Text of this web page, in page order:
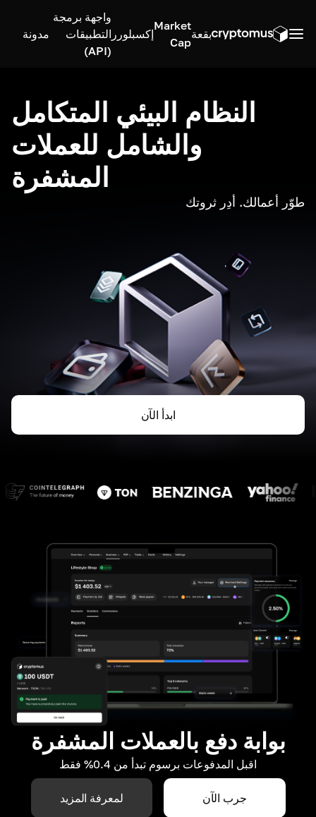
بقعة
Market
Cap
إكسبلورر
واجهة برمجة
التطبيقات
(API)
مدونة
النظام البيئي المتكامل
والشامل للعملات
المشفرة
طوّر أعمالك. أدِر ثروتك
ابدأ الآن
بوابة دفع بالعملات المشفرة
اقبل المدفوعات برسوم تبدأ من 0.4% فقط
جرب الآن لمعرفة المزيد